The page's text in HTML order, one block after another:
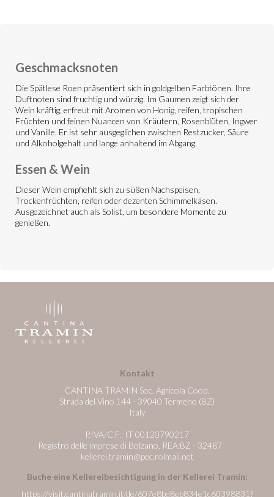
Geschmacksnoten
Die Spätlese Roen präsentiert sich in goldgelben Farbtönen. Ihre
Duftnoten sind fruchtig und würzig. Im Gaumen zeigt sich der
Wein kräftig, erfreut mit Aromen von Honig, reifen, tropischen
Früchten und feinen Nuancen von Kräutern, Rosenblüten, Ingwer
und Vanille. Er ist sehr ausgeglichen zwischen Restzucker, Säure
und Alkoholgehalt und lange anhaltend im Abgang.
Essen & Wein
Dieser Wein empfiehlt sich zu süßen Nachspeisen,
Trockenfrüchten, reifen oder dezenten Schimmelkäsen.
Ausgezeichnet auch als Solist, um besondere Momente zu
genießen.
Kontakt
CANTINA TRAMIN Soc. Agricola Coop.
Strada del Vino 144 - 39040 Termeno (BZ)
Italy
P.IVA/C.F.: IT 00120790217
Registro delle imprese di Bolzano, REA:BZ - 32487
kellerei.tramin@pec.rolmail.net
Buche eine Kellereibesichtigung in der Kellerei Tramin:
https://visit.cantinatramin.it/de/607e8bd8eb834e1c60398831?